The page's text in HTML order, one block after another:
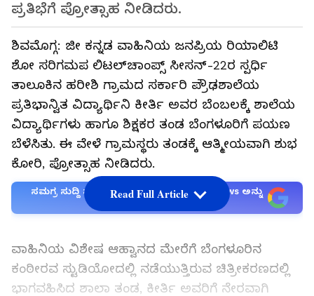
ಪ್ರತಿಭೆಗೆ ಪ್ರೋತ್ಸಾಹ ನೀಡಿದರು.
ಶಿವಮೊಗ್ಗ: ಜೀ ಕನ್ನಡ ವಾಹಿನಿಯ ಜನಪ್ರಿಯ ರಿಯಾಲಿಟಿ
ಶೋ ಸರಿಗಮಪ ಲಿಟಲ್‌ಚಾಂಪ್ಸ್ ಸೀಸನ್-22ರ ಸ್ಪರ್ಧಿ
ತಾಲೂಕಿನ ಹರೀಶಿ ಗ್ರಾಮದ ಸರ್ಕಾರಿ ಪ್ರೌಢಶಾಲೆಯ
ಪ್ರತಿಭಾನ್ವಿತ ವಿದ್ಯಾರ್ಥಿನಿ ಕೀರ್ತಿ ಅವರ ಬೆಂಬಲಕ್ಕೆ ಶಾಲೆಯ
ವಿದ್ಯಾರ್ಥಿಗಳು ಹಾಗೂ ಶಿಕ್ಷಕರ ತಂಡ ಬೆಂಗಳೂರಿಗೆ ಪಯಣ
ಬೆಳೆಸಿತು. ಈ ವೇಳೆ ಗ್ರಾಮಸ್ಥರು ತಂಡಕ್ಕೆ ಆತ್ಮೀಯವಾಗಿ ಶುಭ
ಕೋರಿ, ಪ್ರೋತ್ಸಾಹ ನೀಡಿದರು.
ಸಮಗ್ರ ಸುದ್ದಿ ಮೂಲವನ್ನಾಗಿ asianet suvarna news ಅನ್ನು
ವಾಹಿನಿಯ ವಿಶೇಷ ಆಹ್ವಾನದ ಮೇರೆಗೆ ಬೆಂಗಳೂರಿನ
ಕಂಠೀರವ ಸ್ಟುಡಿಯೋದಲ್ಲಿ ನಡೆಯುತ್ತಿರುವ ಚಿತ್ರೀಕರಣದಲ್ಲಿ
ಭಾಗವಹಿಸಿದ ಶಾಲಾ ತಂಡ, ಕೀರ್ತಿ ಅವರಿಗೆ ನೇರವಾಗಿ
Read Full Article